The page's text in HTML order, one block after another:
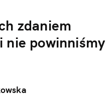
zdaniem
nie powinniśmy